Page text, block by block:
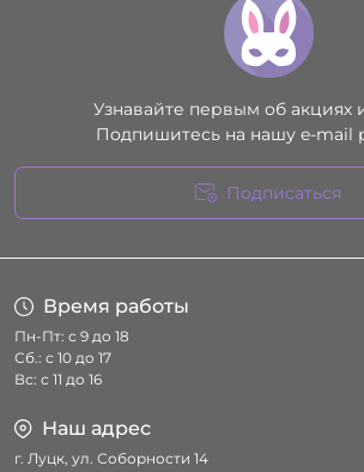
Узнавайте первым об акциях
Подпишитесь на нашу e-mail
Подписаться
Время работы
Пн-Пт: с 9 до 18
Сб.: с 10 до 17
Вс: с 11 до 16
Наш адрес
г. Луцк, ул. Соборности 14